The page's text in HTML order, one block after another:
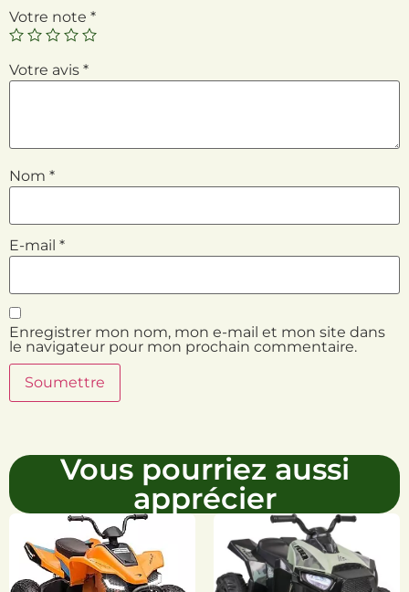
Votre note *
Votre avis *
Nom *
E-mail *
Enregistrer mon nom, mon e-mail et mon site dans
le navigateur pour mon prochain commentaire.
Vous pourriez aussi
apprécier